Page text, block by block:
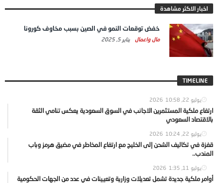
اخبار الاكثر مشاهدة
خفض توقعات النمو في الصين بسبب مخاوف كورونا
مال واعمال يناير 5, 2025
TIMELINE
يوليو 22, 2026 10:58
ارتفاع ملكية المستثمرين الاجانب في السوق السعودية يعكس تنامي الثقة
بالاقتصاد السعودي
يوليو 22, 2026 10:24
قفزة في تكاليف الشحن إلى الخليج مع ارتفاع المخاطر في مضيق هرمز وباب
المندب..
يوليو 11, 2026 1:35
أوامر ملكية جديدة تشمل تعديلات وزارية وتعيينات في عدد من الجهات الحكومية